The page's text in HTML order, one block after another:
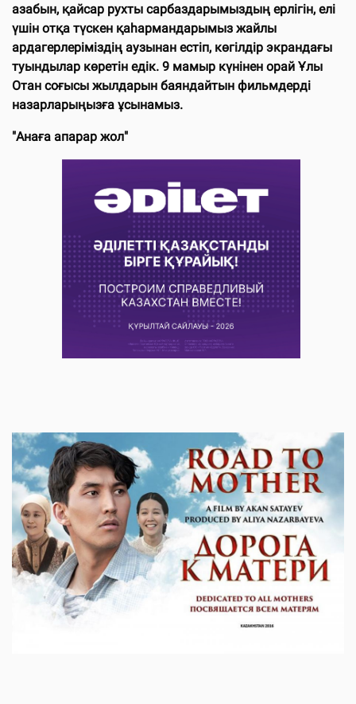
азабын, қайсар рухты сарбаздарымыздың ерлігін, елі
үшін отқа түскен қаһармандарымыз жайлы
ардагерлеріміздің аузынан естіп, көгілдір экрандағы
туындылар көретін едік. 9 мамыр күнінен орай Ұлы
Отан соғысы жылдарын баяндайтын фильмдерді
назарларыңызға ұсынамыз.
"Анаға апарар жол"